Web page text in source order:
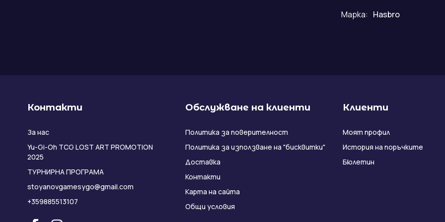
Марка: Hasbro
Контакти
За нас
Yu-Gi-Oh TCG LOST ART PROMOTION
2025
ТУРНИРНА ПРОГРАМА
stoyanovgamesygo@gmail.com
+359885513107
Обслужване на клиенти
Политика за поверителност
Политика за използване на "бисквитки"
Доставка
Контакти
Карта на сайта
Общи условия
Клиенти
Моят профил
История на поръчките
Бюлетин